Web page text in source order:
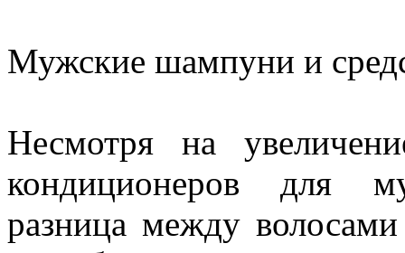
Мужские шампуни и
Несмотря на
кондиционеров для
разница между